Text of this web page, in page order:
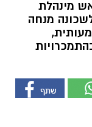
מינהלת
מנחה